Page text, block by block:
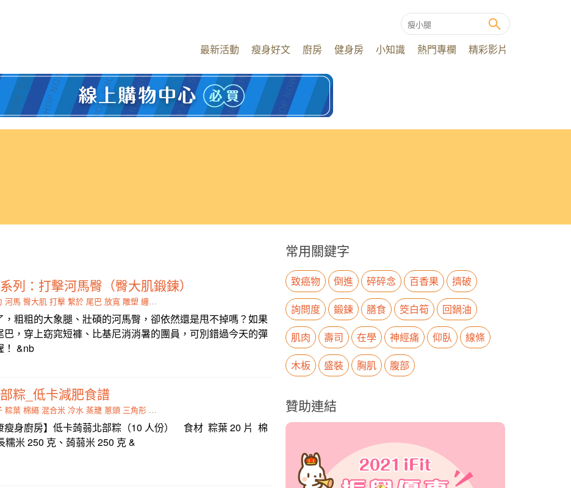
最新活動 瘦身好文 廚房 健身房 小知識 熱門專欄 精彩影片
列：打擊河馬臀（臀大肌鍛鍊）
河馬 臀大肌 打擊 繫於 尾巴 放寬 雕塑 纏繞
，粗粗的大象腿、壯碩的河馬臀，卻依然還是甩不掉嗎？如果
巴，穿上窈窕短褲、比基尼消消暑的團員，可別錯過今天的彈
！ &nb
粽_低卡減肥食譜
粽葉 棉繩 混合米 冷水 蒸籠 蔥頭 三角形 餡料
瘦身廚房】低卡蒟蒻北部粽（10 人份） 食材 粽葉 20 片 棉
米 250 克、蒟蒻米 250 克 &
常用關鍵字
致癌物 倒進 碎碎念 百香果
擠破
詢問度
鍛鍊 膳食 筊白筍
回鍋油
肌肉
壽司 在學 神經痛 仰臥
線條
木板
盛裝 胸肌 腹部
贊助連結